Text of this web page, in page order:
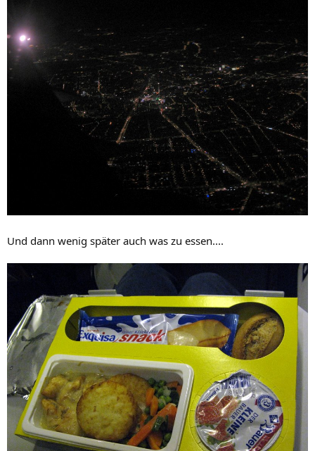
Und dann wenig später auch was zu essen....